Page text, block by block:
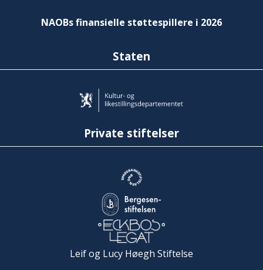
NAOBs finansielle støttespillere i 2026
Staten
Private stiftelser
Leif og Lucy Høegh Stiftelse